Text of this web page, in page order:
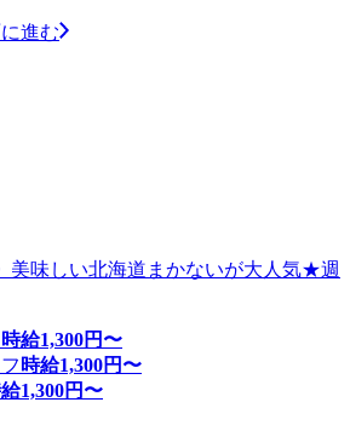
進む
美味しい北海道まかないが大人気★週
時給1,300円〜
時給1,300円〜
1,300円〜